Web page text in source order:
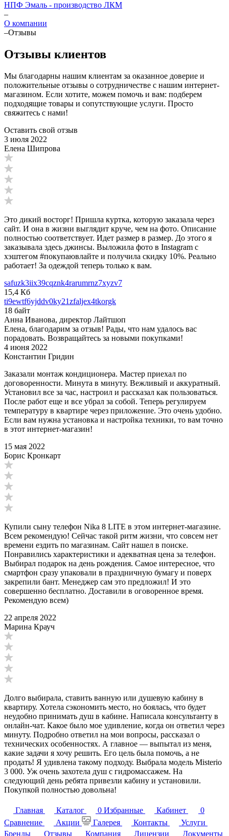
НПФ Эмаль - производство ЛКМ
–
О компании
–Отзывы
Отзывы клиентов
Мы благодарны нашим клиентам за оказанное доверие и
положительные отзывы о сотрудничестве с нашим интернет-
магазином. Если хотите, можем помочь и вам: подберем
подходящие товары и сопутствующие услуги. Просто
свяжитесь с нами!
Оставить свой отзыв
3 июля 2022
Елена Шипрова
Это дикий восторг! Пришла куртка, которую заказала через
сайт. И она в жизни выглядит круче, чем на фото. Описание
полностью соответствует. Идет размер в размер. До этого я
заказывала здесь джинсы. Выложила фото в Instagram с
хэштегом #покупаювлайте и получила скидку 10%. Реально
работает! За одеждой теперь только к вам.
safuzk3iix39cqznk4rarumrnz7xyzv7
15,4 Кб
ti9ewtf6yjddv0ky21zfaljex4tkorgk
18 байт
Анна Иванова, директор Лайтшоп
Елена, благодарим за отзыв! Рады, что нам удалось вас
порадовать. Возвращайтесь за новыми покупками!
4 июня 2022
Константин Гридин
Заказали монтаж кондиционера. Мастер приехал по
договоренности. Минута в минуту. Вежливый и аккуратный.
Установил все за час, настроил и рассказал как пользоваться.
После работ еще и все убрал за собой. Теперь регулируем
температуру в квартире через приложение. Это очень удобно.
Если вам нужна установка и настройка техники, то вам точно
в этот интернет-магазин!
15 мая 2022
Борис Кронкарт
Купили сыну телефон Nika 8 LITE в этом интернет-магазине.
Всем рекомендую! Сейчас такой ритм жизни, что совсем нет
времени ездить по магазинам. Сайт нашел в поиске.
Понравились характеристики и адекватная цена за телефон.
Выбирал подарок на день рождения. Самое интересное, что
смартфон сразу упаковали в праздничную бумагу и поверх
закрепили бант. Менеджер сам это предложил! И это
совершенно бесплатно. Доставили в оговоренное время.
Рекомендую всем)
22 апреля 2022
Марина Крауч
Долго выбирала, ставить ванную или душевую кабину в
квартиру. Хотела сэкономить место, но боялась, что будет
неудобно принимать душ в кабине. Написала консультанту в
онлайн-чат. Какое было мое удивление, когда он ответил через
минуту. Подробно ответил на мои вопросы, рассказал о
технических особенностях. А главное — выпытал из меня,
какие задачи я хочу решить. Его цель была помочь, а не
продать! Я удивлена такому подходу. Выбрала модель Misterio
3 000. Уж очень захотела душ с гидромассажем. На
следующий день ребята привезли кабину и установили.
Покупкой полностью довольна!
Главная Каталог 0 Избранные Кабинет
0
Сравнение
Акции Галерея Контакты
Услуги
Бренды
Отзывы Компания Лицензии Документы